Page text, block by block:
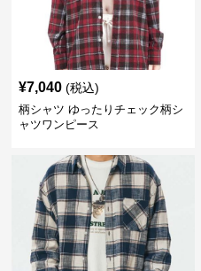
¥7,040 (税込)
柄シャツ ゆったりチェック柄シ
ャツワンピース